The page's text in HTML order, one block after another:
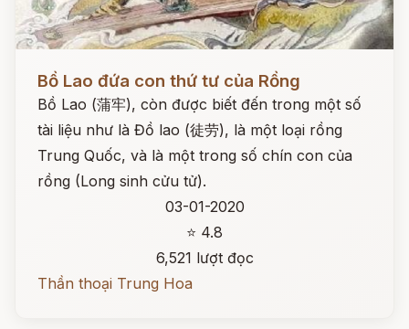
Đọc ngay
Bồ Lao đứa con thứ tư của Rồng
Bồ Lao (蒲牢), còn được biết đến trong một số
tài liệu như là Đồ lao (徒劳), là một loại rồng
Trung Quốc, và là một trong số chín con của
rồng (Long sinh cửu tử).
03-01-2020
⭐ 4.8
6,521 lượt đọc
Thần thoại Trung Hoa